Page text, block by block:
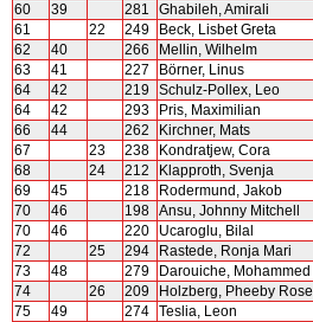
60
39 281 Ghabileh, Amirali
61
22 249 Beck, Lisbet Greta
62
40 266 Mellin, Wilhelm
63
41 227 Börner, Linus
64
42 219 Schulz-Pollex, Leo
64
42 293 Pris, Maximilian
66
44 262 Kirchner, Mats
67
23 238 Kondratjew, Cora
68
24 212 Klapproth, Svenja
69
45 218 Rodermund, Jakob
70
46 198 Ansu, Johnny Mitchell
70
46 220 Ucaroglu, Bilal
72
25 294 Rastede, Ronja Mari
73
48 279 Darouiche, Mohammed
74
26 209 Holzberg, Pheeby Rose
75
49 274 Teslia, Leon